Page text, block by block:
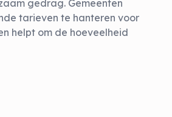
gedrag. Gemeenten
tarieven te hanteren voor
helpt om de hoeveelheid